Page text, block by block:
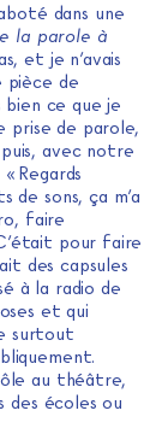
dans une
la parole à
et je n’avais
pièce de
bien ce que je
prise de parole,
avec notre
Regards
sons, ça m’a
faire
pour faire
des capsules
à la radio de
et qui
surtout
au théâtre,
des écoles ou